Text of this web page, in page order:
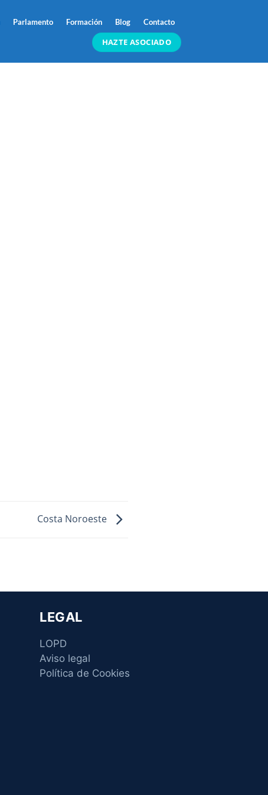
Parlamento Formación Blog Contacto
HAZTE ASOCIADO
Costa Noroeste
LEGAL
LOPD
Aviso legal
Política de Cookies